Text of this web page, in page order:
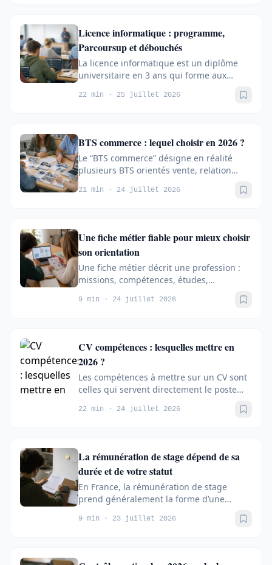
Licence informatique : programme,
Parcoursup et débouchés
La licence informatique est un diplôme
universitaire en 3 ans qui forme aux
22 min · 25 juillet 2026
BTS commerce : lequel choisir en 2026 ?
Le “BTS commerce” désigne en réalité
plusieurs BTS orientés vente, relation
21 min · 24 juillet 2026
Une fiche métier fiable pour mieux choisir
son orientation
Une fiche métier décrit une profession :
missions, compétences, études,
perspectives...
9 min · 24 juillet 2026
CV compétences : lesquelles mettre en
2026 ?
Les compétences à mettre sur un CV sont
celles qui servent directement le poste
22 min · 24 juillet 2026
La rémunération de stage dépend de sa
durée et de votre statut
En France, la rémunération de stage
prend généralement la forme d’une
elle...
9 min · 23 juillet 2026